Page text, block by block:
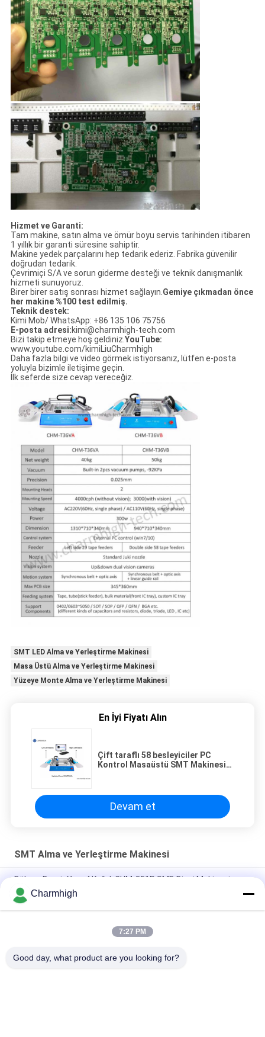
Hizmet ve Garanti:
Tam makine, satın alma ve ömür boyu servis tarihinden itibaren
1 yıllık bir garanti süresine sahiptir.
Makine yedek parçalarını hep tedarik ederiz. Fabrika güvenilir
doğrudan tedarik.
Çevrimiçi S/A ve sorun giderme desteği ve teknik danışmanlık
hizmeti sunuyoruz.
Birer birer satış sonrası hizmet sağlayın. Gemiye çıkmadan önce
her makine %100 test edilmiş.
Teknik destek:
Kimi Mob/ WhatsApp: +86 135 106 75756
E-posta adresi:kimi@charmhigh-tech.com
Bizi takip etmeye hoş geldiniz. YouTube:
www.youtube.com/kimiLiuCharmhigh
Daha fazla bilgi ve video görmek istiyorsanız, lütfen e-posta
yoluyla bizimle iletişime geçin.
İlk seferde size cevap vereceğiz.
SMT LED Alma ve Yerleştirme Makinesi
Masa Üstü Alma ve Yerleştirme Makinesi
Yüzeye Monte Alma ve Yerleştirme Makinesi
En İyi Fiyatı Alın
Çift taraflı 58 besleyiciler PC
Kontrol Masaüstü SMT Makinesi
Devam et
SMT Alma ve Yerleştirme Makinesi
Dökme Demir Yapı 4 Kafalı CHM-551P SMD Dizgi Makinesi
Dar Tasarımlı Yüksek Hassasiyetli TC06 Modülü SMT Dizgi
Makinesi 6 Kafa 01005'i Destekler
Charmhigh TM08 PCBA Üretim SMT Çip Monter Yerleştirme
Charmhigh
7:27 PM
Good day, what product are you looking for?